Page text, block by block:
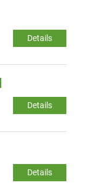
Details
Details
Details